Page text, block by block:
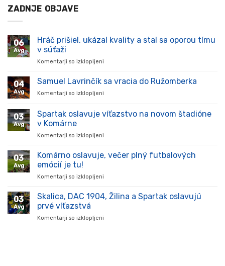
ZADNJE OBJAVE
06
Avg
Hráč prišiel, ukázal kvality a stal sa oporou tímu
v súťaži
Komentarji so izklopljeni
prišiel,
stal
súťaži
04
Avg
Samuel Lavrinčík sa vracia do Ružomberka
Komentarji so izklopljeni
Lavrinčík
sa
03
Avg
Spartak oslavuje víťazstvo na novom štadióne
v Komárne
Komentarji so izklopljeni
oslavuje
v
03
Avg
Komárno oslavuje, večer plný futbalových
emócií je tu!
Komentarji so izklopljeni
oslavuje,
03
Avg
Skalica, DAC 1904, Žilina a Spartak oslavujú
prvé víťazstvá
Komentarji so izklopljeni